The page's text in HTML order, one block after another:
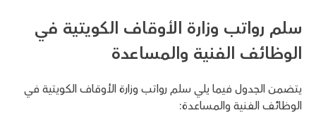
سلم رواتب وزارة الأوقاف الكويتية في
الوظائف الفنية والمساعدة
يتضمن الجدول فيما يلي سلم رواتب وزارة الأوقاف الكويتية في
الوظائف الفنية والمساعدة: